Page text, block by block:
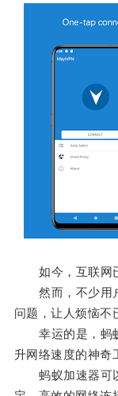
如今，互联网已
然而，不少用户
问题，让人烦恼不
幸运的是，蚂蚁
升网络速度的神奇
蚂蚁加速器可以